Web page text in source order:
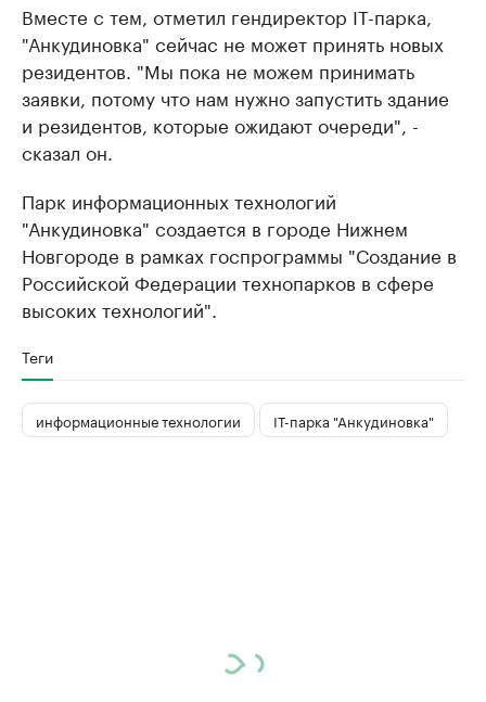
Вместе с тем, отметил гендиректор IT-парка,
"Анкудиновка" сейчас не может принять новых
резидентов. "Мы пока не можем принимать
заявки, потому что нам нужно запустить здание
и резидентов, которые ожидают очереди", -
сказал он.
Парк информационных технологий
"Анкудиновка" создается в городе Нижнем
Новгороде в рамках госпрограммы "Создание в
Российской Федерации технопарков в сфере
высоких технологий".
Теги
информационные технологии IT-парка "Анкудиновка"